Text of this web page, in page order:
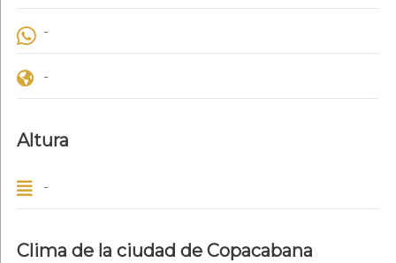
-
-
Altura
-
Clima de la ciudad de Copacabana